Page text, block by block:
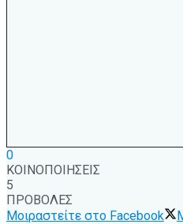
0
ΚΟΙΝΟΠΟΙΗΣΕΙΣ
5
ΠΡΟΒΟΛΕΣ
Μοιραστείτε στο Facebook